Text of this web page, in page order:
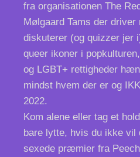
fra organisationen The
Mølgaard Tams der driver
diskuterer (og quizzer jer
queer ikoner i
og LGBT+ rettigheder
mindst hvem der er og
2022.
Kom alene eller tag et
bare lytte, hvis du ikke vil
sexede præmier fra